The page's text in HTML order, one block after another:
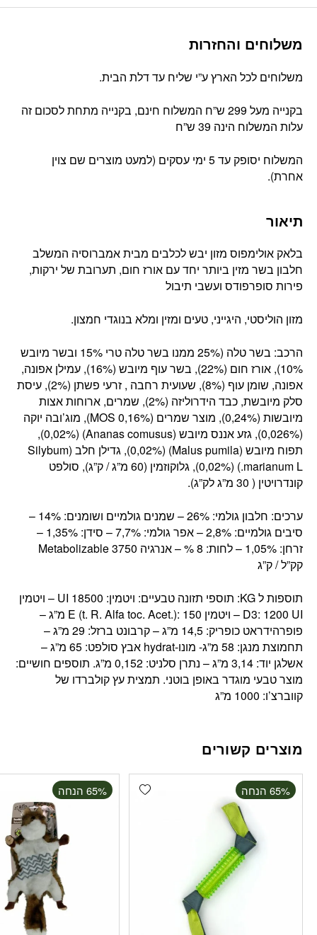
משלוחים והחזרות
משלוחים לכל הארץ ע”י שליח עד דלת הבית.
בקנייה מעל 299 ש”ח המשלוח חינם, בקנייה מתחת לסכום זה
עלות המשלוח הינה 39 ש”ח
המשלוח יסופק עד 5 ימי עסקים (למעט מוצרים שם צוין
אחרת).
תיאור
בלאק אולימפוס מזון יבש לכלבים מבית אמברוסיה המשלב
חלבון בשר מזין ביותר יחד עם אורז חום, תערובת של ירקות,
פירות סופרפודס ועשבי תיבול
מזון הוליסטי, היגייני, טעים ומזין ומלא בנוגדי חמצון.
הרכב: בשר טלה (25% ממנו בשר טלה טרי 15% ובשר מיובש
10%), אורז חום (22%), בשר עוף מיובש (16%), עמילן אפונה,
אפונה, שומן עוף (8%), שעועית רחבה , זרעי פשתן (2%), עיסת
סלק מיובשת, כבד הידרוליזה (2%), שמרים, ארוחות אצות
מיובשות (0,24%), מוצר שמרים (MOS 0,16%), מוג’ובה יוקה
(0,026%), גזע אננס מיובש (Ananas comusus) (0,02%),
תפוח מיובש (Malus pumila) (0,02%), גדילן חלב (Silybum
marianum L.) (0,02%), גלוקוזמין (60 מ”ג / ק”ג), סולפט
קונדרויטין ( 30 מ”ג לק”ג).
ערכים: חלבון גולמי: 26% – שמנים גולמיים ושומנים: 14% –
סיבים גולמיים: 2,8% – אפר גולמי: 7,7% – סידן: 1,35% –
זרחן: 1,05% – לחות: 8 % – אנרגיה Metabolizable 3750
קק”ל / ק”ג
תוספות ל KG: תוספי תזונה טבעיים: ויטמין: 18500 UI – ויטמין
D3: 1200 UI – ויטמין E (t. R. Alfa toc. Acet.): 150 מ”ג –
פופרהידראט כופריק: 14,5 מ”ג – קרבונט ברזל: 29 מ”ג –
תחמוצת מנגן: 58 מ”ג- מונו-hydrat אבץ סולפט: 65 מ”ג –
אשלגן יוד: 3,14 מ”ג – נתרן סלניט: 0,152 מ”ג. תוספים חושיים:
מוצר טבעי מוגדר באופן בוטני. תמצית עץ קולברדו של
קווברצ’ו: 1000 מ”ג
מוצרים קשורים
Add wishlist ‫65% הנחה ‫65% הנחה